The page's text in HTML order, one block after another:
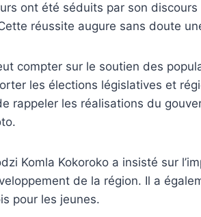
ont été séduits par son
réussite augure sans doute
compter sur le soutien des
les élections législatives et
rappeler les réalisations du
Komla Kokoroko a insisté sur
de la région. Il a
pour les jeunes.